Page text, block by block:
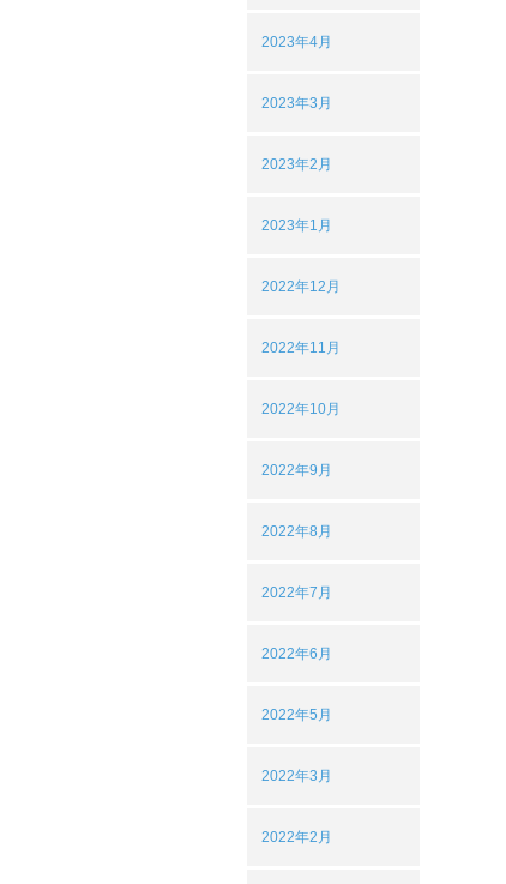
2023年4月
2023年3月
2023年2月
2023年1月
2022年12月
2022年11月
2022年10月
2022年9月
2022年8月
2022年7月
2022年6月
2022年5月
2022年3月
2022年2月